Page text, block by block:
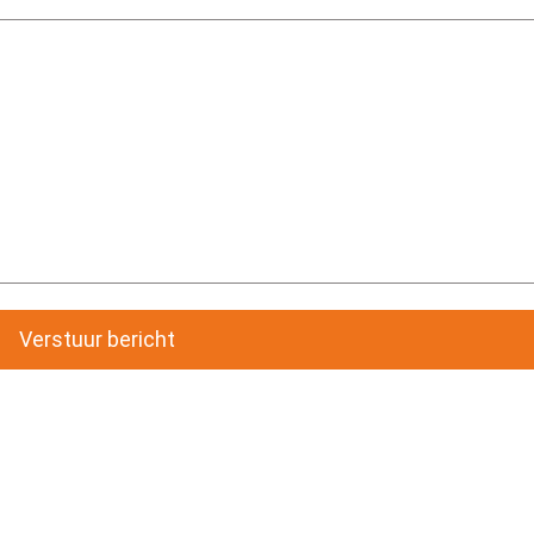
Verstuur bericht